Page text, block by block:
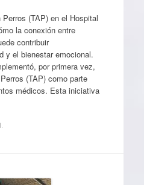
(TAP) en el Hospital
la conexión entre
contribuir
y el bienestar emocional.
por primera vez,
(TAP) como parte
médicos. Esta iniciativa